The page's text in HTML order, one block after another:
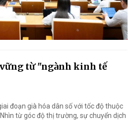
vững từ "ngành kinh tế
đoạn già hóa dân số với tốc độ thuộc
từ góc độ thị trường, sự chuyển dịch